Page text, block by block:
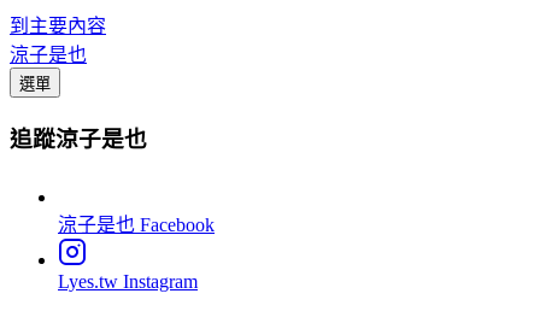
到主要內容
涼子是也
選單
追蹤涼子是也
涼子是也 Facebook
Lyes.tw Instagram